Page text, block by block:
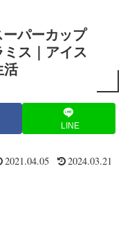
パーカップ
ス｜アイス
活
LINE
2021.04.05 2024.03.21